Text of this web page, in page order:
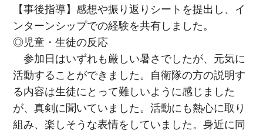
【事後指導】感想や振り返りシートを提出し、イ
ンターンシップでの経験を共有しました。
◎児童・生徒の反応
参加日はいずれも厳しい暑さでしたが、元気に
活動することができました。自衛隊の方の説明す
る内容は生徒にとって難しいように感じました
が、真剣に聞いていました。活動にも熱心に取り
組み、楽しそうな表情をしていました。身近に同